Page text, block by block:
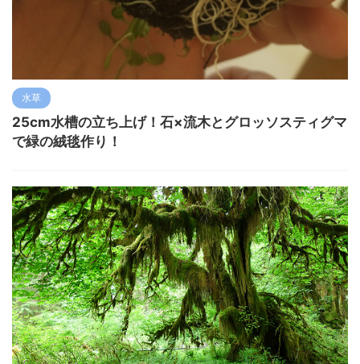
水草
25cm水槽の立ち上げ！石×流木とグロッソスティグマ
で緑の絨毯作り！